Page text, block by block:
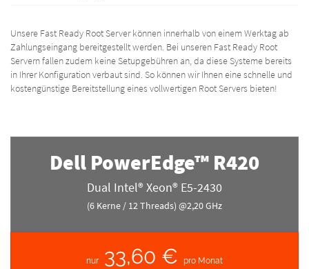
Unsere Fast Ready Root Server können innerhalb von einem Werktag ab
Zahlungseingang bereitgestellt werden. Bei unseren Fast Ready Root
Servern fallen zudem keine Setupgebühren an, da diese Systeme bereits
in Ihrer Konfiguration verbaut sind. So können wir Ihnen eine schnelle und
kostengünstige Bereitstellung eines vollwertigen Root Servers bieten!
Dell PowerEdge™ R420
Dual Intel® Xeon® E5-2430
(6 Kerne / 12 Threads) @2,20 GHz
nur 33,60 € pro Monat